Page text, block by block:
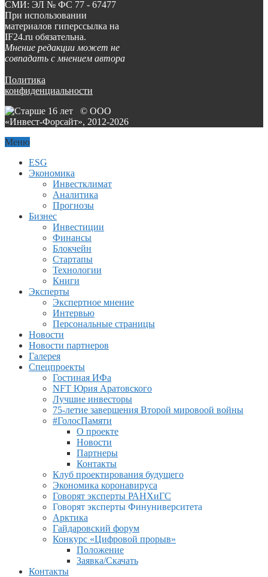
СМИ: ЭЛ № ФС 77 - 67477
При использовании
материалов гиперссылка на
IF24.ru обязательна.
Мнение редакции может не
совпадать с мнением автора
Политика
конфиденциальности
© ООО
«Инвест-Форсайт», 2012-2026
Меню
ESG
Экономика
Инвестклимат
Аналитика
Прогнозы
Бизнес
Инвестиции
Финансы
Блокчейн
Стартапы
Технологии
Книги
Эксперты
Экспертное мнение
Интервью
Персональные страницы
Новости
Новости партнеров
Галерея
Спецпроекты
Гостиная ИФа
NFT Юрия Аратовского
Лучшие инвесторы
75-летие завершения Второй мировоой войны
#ГолосПамяти
О проекте
Новости
Партнеры
Контакты
Клуб проектирования будущего
Экономика коронавируса
Говорят эксперты РАНХиГС
Говорят эксперты Финуниверситета
Арктика
Гайдаровский форум
Конкурс «Цифровой прорыв»
Положение
Заявка/Скачать
Контакты